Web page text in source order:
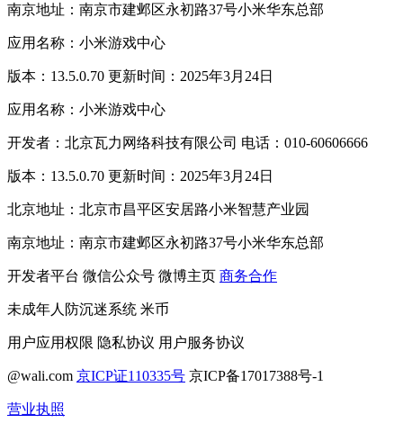
南京地址：南京市建邺区永初路37号小米华东总部
应用名称：小米游戏中心
版本：13.5.0.70 更新时间：2025年3月24日
应用名称：小米游戏中心
开发者：北京瓦力网络科技有限公司 电话：010-60606666
版本：13.5.0.70 更新时间：2025年3月24日
北京地址：北京市昌平区安居路小米智慧产业园
南京地址：南京市建邺区永初路37号小米华东总部
开发者平台 微信公众号 微博主页 商务合作
未成年人防沉迷系统 米币
用户应用权限 隐私协议 用户服务协议
@wali.com 京ICP证110335号 京ICP备17017388号-1
营业执照